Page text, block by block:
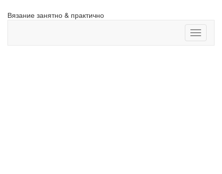
Вязание занятно & практично
Toggle